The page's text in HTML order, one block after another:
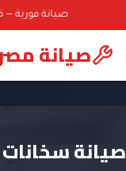
صيانة فورية — قطع
صيانة
صيانة